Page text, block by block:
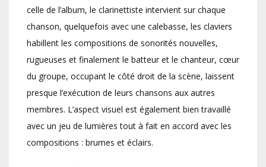
celle de l’album, le clarinettiste intervient sur chaque
chanson, quelquefois avec une calebasse, les claviers
habillent les compositions de sonorités nouvelles,
rugueuses et finalement le batteur et le chanteur, cœur
du groupe, occupant le côté droit de la scène, laissent
presque l’exécution de leurs chansons aux autres
membres. L’aspect visuel est également bien travaillé
avec un jeu de lumières tout à fait en accord avec les
compositions : brumes et éclairs.